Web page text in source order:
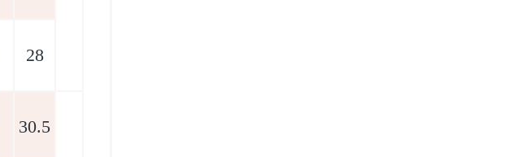
28
30.5